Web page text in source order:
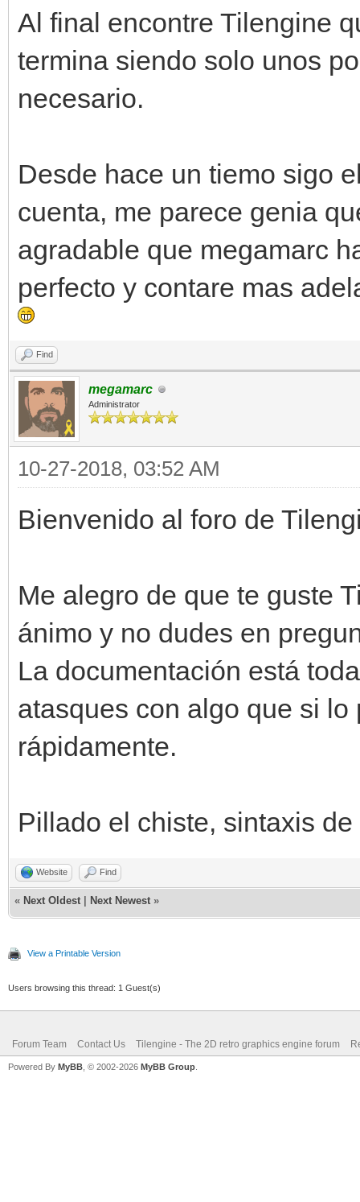
Al final encontre Tilengine
termina siendo solo unos
necesario.
Desde hace un tiemo sigo
cuenta, me parece genia
agradable que megamarc
perfecto y contare mas
Find
megamarc
Administrator
10-27-2018, 03:52 AM
Bienvenido al foro de
Me alegro de que te guste
ánimo y no dudes en
La documentación está
atasques con algo que si
rápidamente.
Pillado el chiste, sintaxis de
Website Find
« Next Oldest Next Newest »
View a Printable Version
Users browsing this thread: 1 Guest(s)
Forum Team Contact Us Tilengine - The 2D retro graphics engine forum
Powered By MyBB , © 2002-2026 MyBB Group